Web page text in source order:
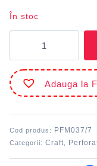
În stoc
Perforator
Hobby
magnetic
3.7
cm
Adauga la
Cod produs: PFM037/7
Categorii: Craft,